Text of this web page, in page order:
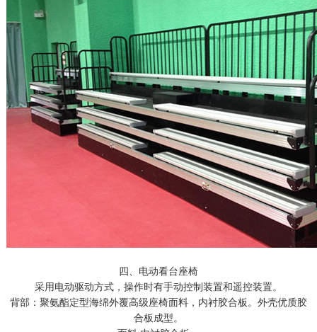
四、电动看台座椅
采用电动驱动方式，操作时有手动控制装置和遥控装置。
背部：聚氨酯定型海绵外覆高级座椅面料，内衬胶合板。外壳优质胶
合板成型。